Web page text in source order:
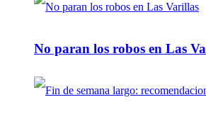
No paran los robos en Las